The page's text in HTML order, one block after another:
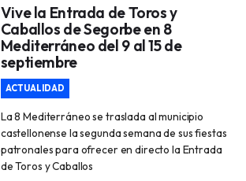
Vive la Entrada de Toros y
Caballos de Segorbe en 8
Mediterráneo del 9 al 15 de
septiembre
ACTUALIDAD
La 8 Mediterráneo se traslada al municipio
castellonense la segunda semana de sus fiestas
patronales para ofrecer en directo la Entrada
de Toros y Caballos